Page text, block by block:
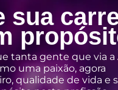
sua
tanta gente que via a
uma paixão, agora
qualidade de vida e